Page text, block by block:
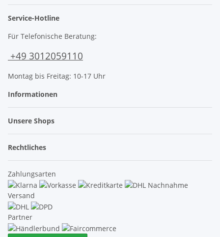
Service-Hotline
Für Telefonische Beratung:
+49 3012059110
Montag bis Freitag: 10-17 Uhr
Informationen
Unsere Shops
Rechtliches
Zahlungsarten
Versand
Partner